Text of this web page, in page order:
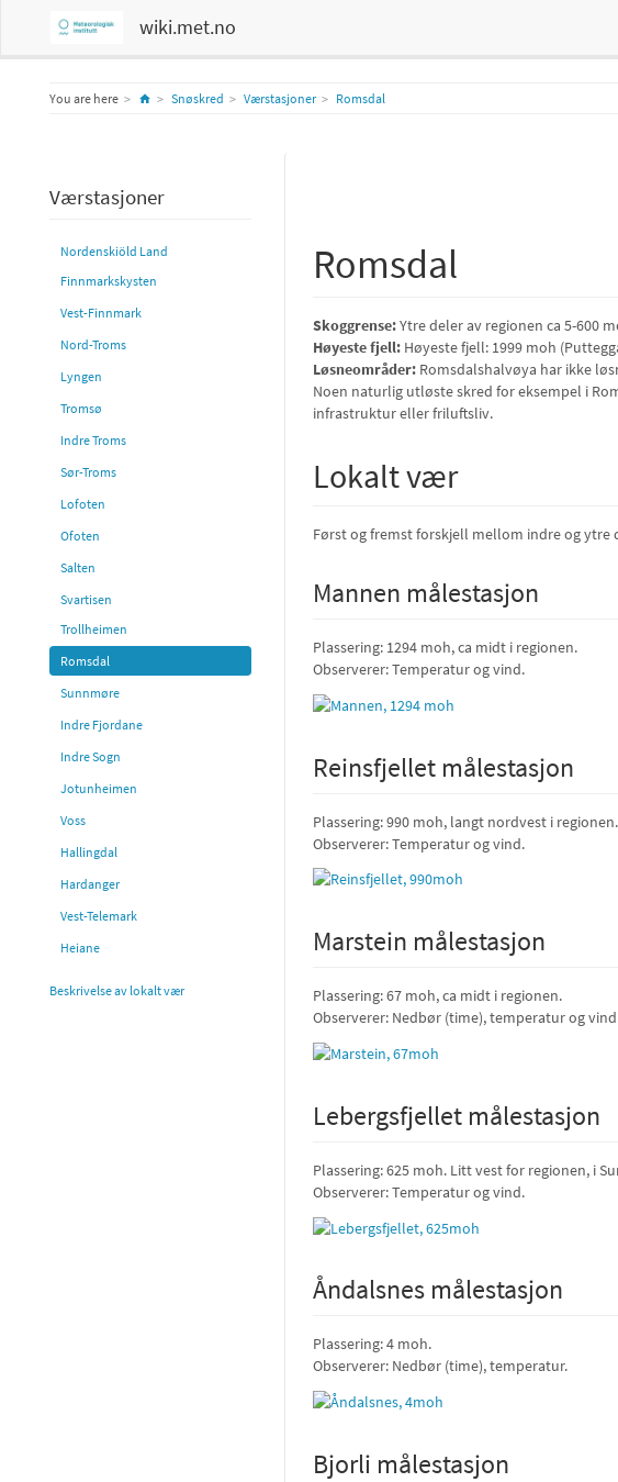
wiki.met.no
You are here HomeSnøskred Værstasjoner Romsdal
Værstasjoner
Nordenskiöld Land
Finnmarkskysten
Vest-Finnmark
Nord-Troms
Lyngen
Tromsø
Indre Troms
Sør-Troms
Lofoten
Ofoten
Salten
Svartisen
Trollheimen
Romsdal
Sunnmøre
Indre Fjordane
Indre Sogn
Jotunheimen
Voss
Hallingdal
Hardanger
Vest-Telemark
Heiane
Beskrivelse av lokalt vær
Romsdal
Skoggrense:Ytre deler av regionen ca 5-600
Høyeste fjell: Høyeste fjell: 1999 moh
Løsneområder: Romsdalshalvøya har ikke
Noen naturlig utløste skred for eksempel i
infrastruktur eller friluftsliv.
Lokalt vær
Først og fremst forskjell mellom indre og ytre
Mannen målestasjon
Plassering: 1294 moh, ca midt i regionen.
Observerer: Temperatur og vind.
Reinsfjellet målestasjon
Plassering: 990 moh, langt nordvest i regionen.
Observerer: Temperatur og vind.
Marstein målestasjon
Plassering: 67 moh, ca midt i regionen.
Observerer: Nedbør (time), temperatur og
Lebergsfjellet målestasjon
Plassering: 625 moh. Litt vest for regionen, i
Observerer: Temperatur og vind.
Åndalsnes målestasjon
Plassering: 4 moh.
Observerer: Nedbør (time), temperatur.
Bjorli målestasjon